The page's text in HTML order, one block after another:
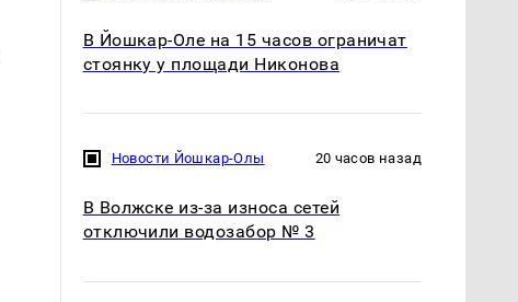
В Йошкар-Оле на 15 часов ограничат
стоянку у площади Никонова
Новости Йошкар-Олы 20 часов назад
В Волжске из-за износа сетей
отключили водозабор № 3